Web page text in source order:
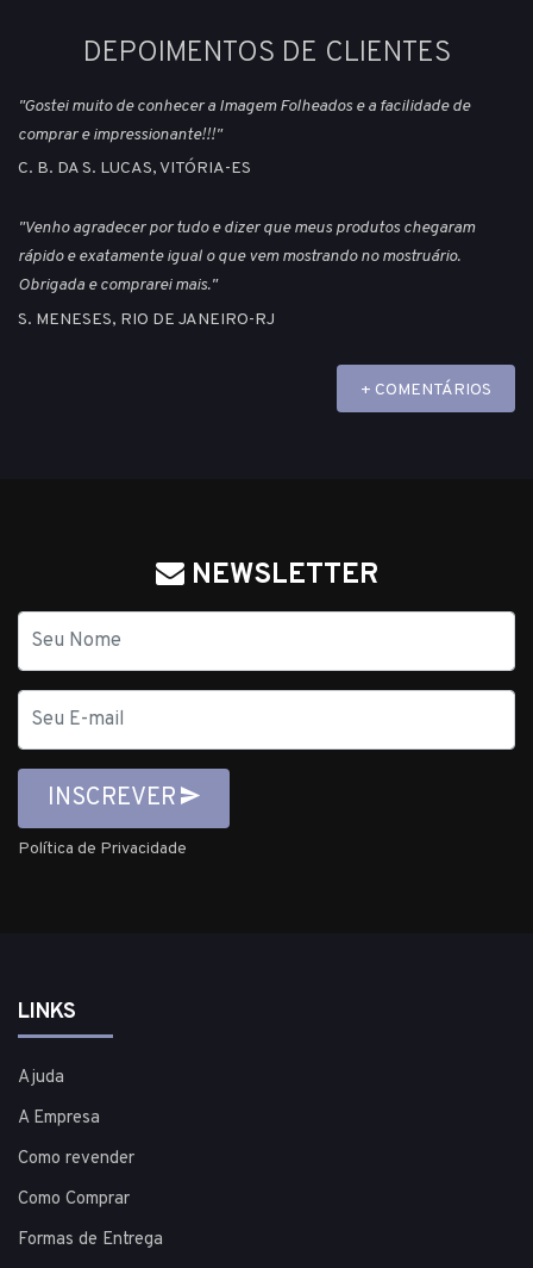
DEPOIMENTOS DE CLIENTES
"Gostei muito de conhecer a Imagem Folheados e a facilidade de
comprar e impressionante!!!"
C. B. DA S. LUCAS, VITÓRIA-ES
"Venho agradecer por tudo e dizer que meus produtos chegaram
rápido e exatamente igual o que vem mostrando no mostruário.
Obrigada e comprarei mais."
S. MENESES, RIO DE JANEIRO-RJ
+ COMENTÁRIOS
NEWSLETTER
mail
INSCREVER
Política de Privacidade
LINKS
Ajuda
A Empresa
Como revender
Como Comprar
Formas de Entrega